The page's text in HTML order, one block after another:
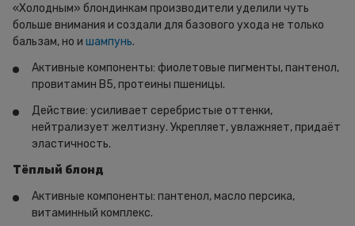
«Холодным» блондинкам производители уделили чуть
больше внимания и создали для базового ухода не только
бальзам, но и шампунь.
Активные компоненты: фиолетовые пигменты, пантенол,
провитамин B5, протеины пшеницы.
Действие: усиливает серебристые оттенки,
нейтрализует желтизну. Укрепляет, увлажняет, придаёт
эластичность.
Тёплый блонд
Активные компоненты: пантенол, масло персика,
витаминный комплекс.